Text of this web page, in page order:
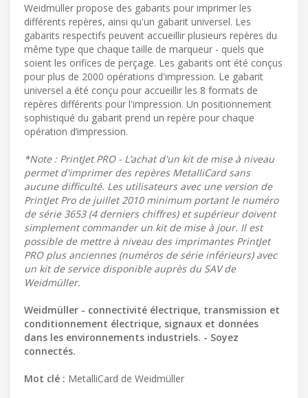
Weidmüller propose des gabarits pour imprimer les
différents repères, ainsi qu'un gabarit universel. Les
gabarits respectifs peuvent accueillir plusieurs repères du
même type que chaque taille de marqueur - quels que
soient les orifices de perçage. Les gabarits ont été conçus
pour plus de 2000 opérations d'impression. Le gabarit
universel a été conçu pour accueillir les 8 formats de
repères différents pour l'impression. Un positionnement
sophistiqué du gabarit prend un repère pour chaque
opération d’impression.
*Note : PrintJet PRO - L’achat d'un kit de mise à niveau
permet d'imprimer des repères MetalliCard sans
aucune difficulté. Les utilisateurs avec une version de
PrintJet Pro de juillet 2010 minimum portant le numéro
de série 3653 (4 derniers chiffres) et supérieur doivent
simplement commander un kit de mise à jour. Il est
possible de mettre à niveau des imprimantes PrintJet
PRO plus anciennes (numéros de série inférieurs) avec
un kit de service disponible auprès du SAV de
Weidmüller.
Weidmüller - connectivité électrique, transmission et
conditionnement électrique, signaux et données
dans les environnements industriels. - Soyez
connectés.
Mot clé : MetalliCard de Weidmüller